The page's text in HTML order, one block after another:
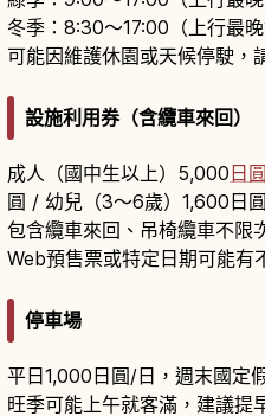
冬季：8:30～17:00（上行最
可能因維護休園或天候停駛，
設施利用券（含纜車來回）
成人（國中生以上）5,000 日圓
圓 / 幼兒（3～6歲）1,600日圓
包含纜車來回、吊椅纜車不限
Web預售票或特定日期可能有
停車場
平日1,000日圓/日，週末國定
旺季可能上午就客滿，建議提